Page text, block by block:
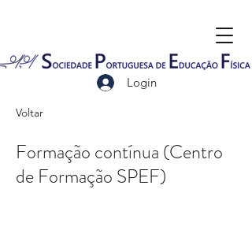
Login
Voltar
Formação contínua (Centro
de Formação SPEF)